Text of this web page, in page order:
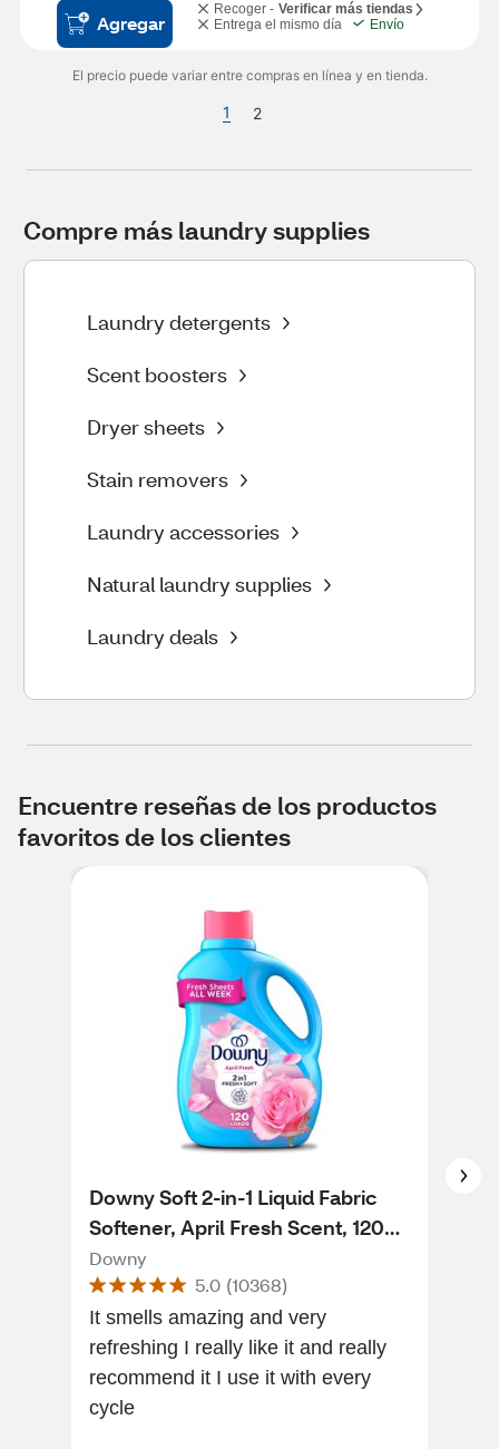
Agregar
Recoger - Verificar más tiendas
Entrega el mismo día
Envío
El precio puede variar entre compras en línea y en tienda.
1 2
Compre más laundry supplies
Laundry detergents
Scent boosters
Dryer sheets
Stain removers
Laundry accessories
Natural laundry supplies
Laundry deals
Encuentre reseñas de los productos
favoritos de los clientes
Downy Soft 2-in-1 Liquid Fabric
Softener, April Fresh Scent, 120
Loads, 88 fl oz
Downy
5.0 (10368)
It smells amazing and very
refreshing I really like it and really
recommend it I use it with every
cycle